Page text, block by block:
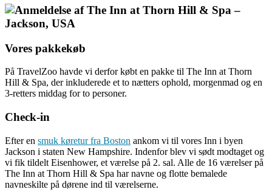
Vores pakkekøb
På TravelZoo havde vi derfor købt en pakke til The Inn at Thorn
Hill & Spa, der inkluderede et to nætters ophold, morgenmad og en
3-retters middag for to personer.
Check-in
Efter en smuk køretur fra Boston ankom vi til vores Inn i byen
Jackson i staten New Hampshire. Indenfor blev vi sødt modtaget og
vi fik tildelt Eisenhower, et værelse på 2. sal. Alle de 16 værelser på
The Inn at Thorn Hill & Spa har navne og flotte bemalede
navneskilte på dørene ind til værelserne.